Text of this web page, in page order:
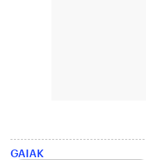
GAIAK